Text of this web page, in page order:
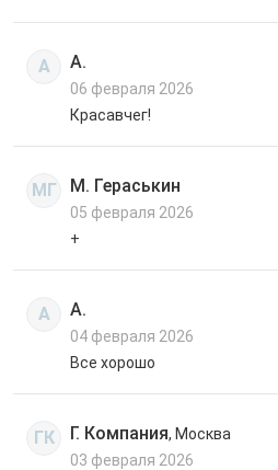
А А.
06 февраля 2026
Красавчег!
МГ М. Гераськин
05 февраля 2026
+
А А.
04 февраля 2026
Все хорошо
ГК Г. Компания, Москва
03 февраля 2026